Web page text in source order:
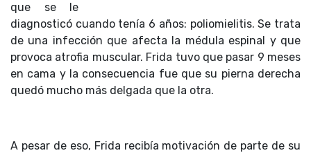
que se le
diagnosticó cuando tenía 6 años: poliomielitis. Se trata
de una infección que afecta la médula espinal y que
provoca atrofia muscular. Frida tuvo que pasar 9 meses
en cama y la consecuencia fue que su pierna derecha
quedó mucho más delgada que la otra.
A pesar de eso, Frida recibía motivación de parte de su